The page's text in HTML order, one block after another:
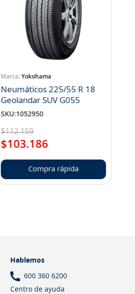
Yokohama
Neumáticos 225/55 R 18
Geolandar SUV G055
SKU:1052950
$112.159
$103.186
Compra rápida
Hablemos
600 360 6200
Centro de ayuda